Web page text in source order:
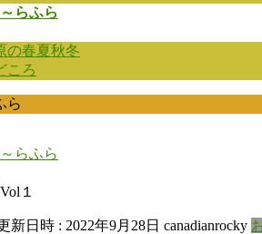
らふら
の春夏秋冬
ころ
ら
らふら
１
新日時 : 2022年9月28日 canadianrocky